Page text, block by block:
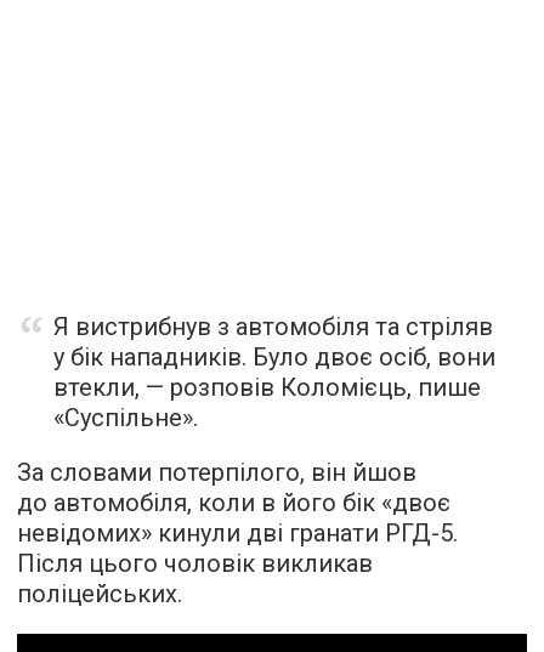
Я вистрибнув з автомобіля та стріляв
у бік нападників. Було двоє осіб, вони
втекли, — розповів Коломієць, пише
«Суспільне».
За словами потерпілого, він йшов
до автомобіля, коли в його бік «двоє
невідомих» кинули дві гранати РГД-5.
Після цього чоловік викликав
поліцейських.